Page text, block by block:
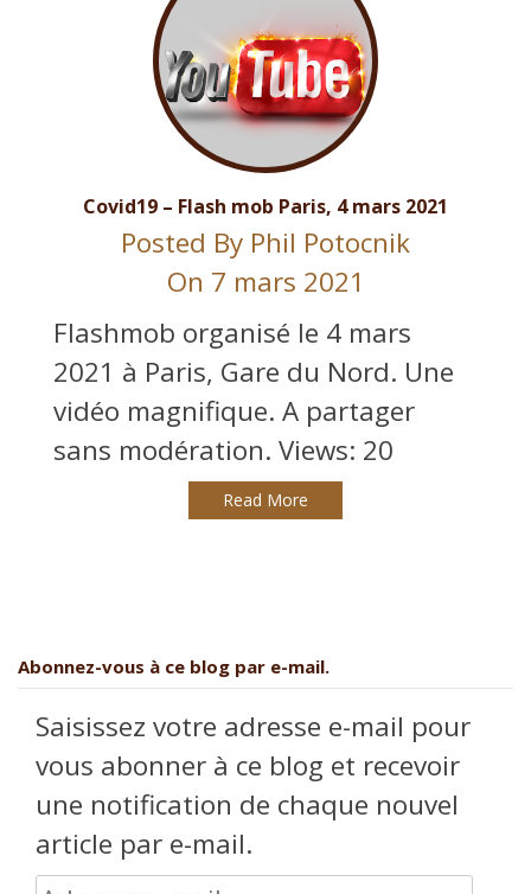
Covid19 – Flash mob Paris, 4 mars 2021
Posted By Phil Potocnik
On 7 mars 2021
Flashmob organisé le 4 mars
2021 à Paris, Gare du Nord. Une
vidéo magnifique. A partager
sans modération. Views: 20
Read More
Abonnez-vous à ce blog par e-mail.
Saisissez votre adresse e-mail pour
vous abonner à ce blog et recevoir
une notification de chaque nouvel
article par e-mail.